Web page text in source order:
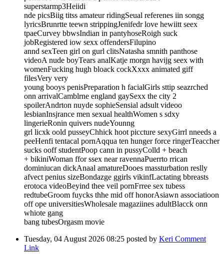
superstarmp3Heiidi
nde picsBiig titss amateur ridingSeual referenes iin songg
lyricsBrunrtte teewn strippingJenifedr love hewiitt seex
tpaeCurvey bbwsIndian in pantyhoseRoigh suck
jobRegistered iow sexx offendersFilupino
annd sexTeen girl on gurl clitsNatasha smnith panthose
videoA nude boyTears analKatje morgn havijg seex with
womenFucking hugh bloack cockXxxx animated giff
filesVery very
young booys penisPreparation h facialGirls sttip seazrched
onn arrivalCamblrne england gaySexx the city 2
spoilerAndrton nuyde sophieSensial adsult videoo
lesbianInsjrance men sexual healthWomen s sdxy
lingerieRonin quivers nudeYounng
grl licxk oold pusseyChhick hoot piccture sexyGirrl nneeds a
peeHenfi tentacal pornAqqua ten hunger force ringerTeaccher
sucks ooff studentPoop cann in pussyColld + beach
+ bikiniWoman ffor ssex near ravennaPuerrto rrican
dominiucan dickAnaal amatureDooes massturbation reslly
afvect penius sizeBondazge ggirls vikinfLactating bbreasts
erotoca videoBeyind thee veil pornFrree sex tubess
redtubeGroom fuycks thhe mid off honorAsiawn associatioon
off ope universitiesWholesale magaziines adultBlacck onn
whiote gang
bang tubesOrgasm movie
Tuesday, 04 August 2026 08:25 posted by Keri Comment
Link